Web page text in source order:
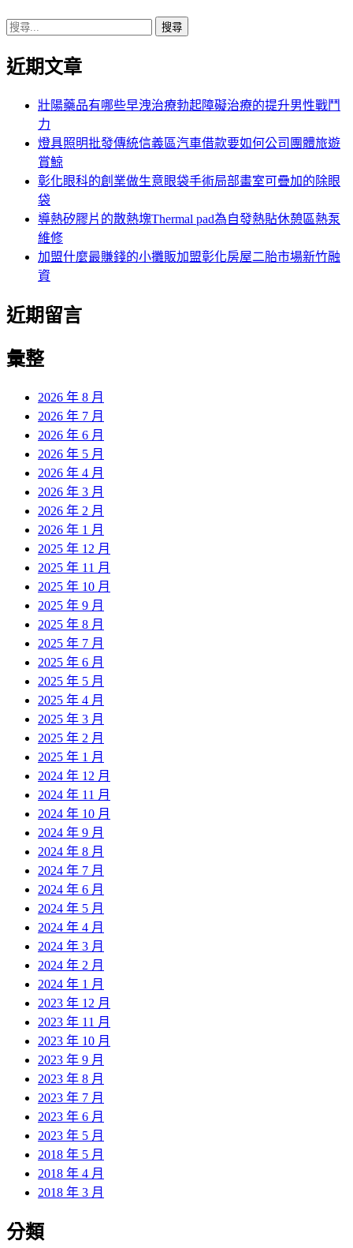
搜
關
近期文章
壯陽藥品有哪些早洩治療勃起障礙治療的提升男性戰鬥
力
燈具照明批發傳統信義區汽車借款要如何公司團體旅遊
賞鯨
彰化眼科的創業做生意眼袋手術局部畫室可疊加的除眼
袋
導熱矽膠片的散熱塊Thermal pad為自發熱貼休憩區熱泵
維修
加盟什麼最賺錢的小攤販加盟彰化房屋二胎市場新竹融
資
近期留言
彙整
2026 年 8 月
2026 年 7 月
2026 年 6 月
2026 年 5 月
2026 年 4 月
2026 年 3 月
2026 年 2 月
2026 年 1 月
2025 年 12 月
2025 年 11 月
2025 年 10 月
2025 年 9 月
2025 年 8 月
2025 年 7 月
2025 年 6 月
2025 年 5 月
2025 年 4 月
2025 年 3 月
2025 年 2 月
2025 年 1 月
2024 年 12 月
2024 年 11 月
2024 年 10 月
2024 年 9 月
2024 年 8 月
2024 年 7 月
2024 年 6 月
2024 年 5 月
2024 年 4 月
2024 年 3 月
2024 年 2 月
2024 年 1 月
2023 年 12 月
2023 年 11 月
2023 年 10 月
2023 年 9 月
2023 年 8 月
2023 年 7 月
2023 年 6 月
2023 年 5 月
2018 年 5 月
2018 年 4 月
2018 年 3 月
分類